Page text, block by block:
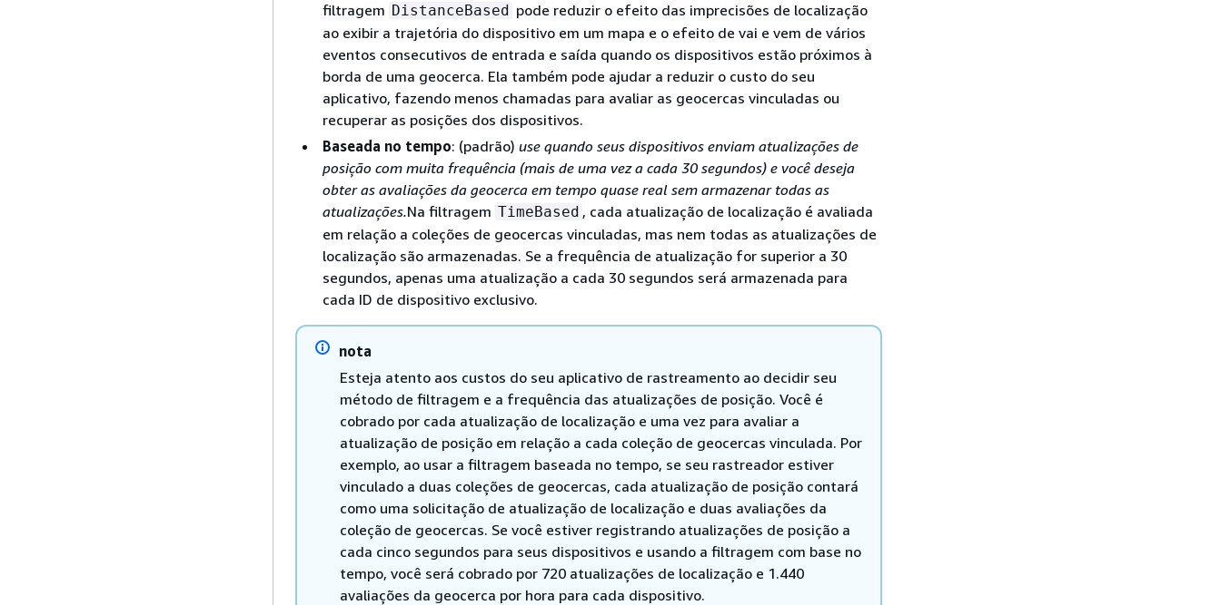
filtragem DistanceBased pode reduzir o efeito das imprecisões de localização
ao exibir a trajetória do dispositivo em um mapa e o efeito de vai e vem de vários
eventos consecutivos de entrada e saída quando os dispositivos estão próximos à
borda de uma geocerca. Ela também pode ajudar a reduzir o custo do seu
aplicativo, fazendo menos chamadas para avaliar as geocercas vinculadas ou
recuperar as posições dos dispositivos.
Baseada no tempo: (padrão) use quando seus dispositivos enviam atualizações de
posição com muita frequência (mais de uma vez a cada 30 segundos) e você deseja
obter as avaliações da geocerca em tempo quase real sem armazenar todas as
atualizações.Na filtragem TimeBased , cada atualização de localização é avaliada
em relação a coleções de geocercas vinculadas, mas nem todas as atualizações de
localização são armazenadas. Se a frequência de atualização for superior a 30
segundos, apenas uma atualização a cada 30 segundos será armazenada para
cada ID de dispositivo exclusivo.
nota
Esteja atento aos custos do seu aplicativo de rastreamento ao decidir seu
método de filtragem e a frequência das atualizações de posição. Você é
cobrado por cada atualização de localização e uma vez para avaliar a
atualização de posição em relação a cada coleção de geocercas vinculada. Por
exemplo, ao usar a filtragem baseada no tempo, se seu rastreador estiver
vinculado a duas coleções de geocercas, cada atualização de posição contará
como uma solicitação de atualização de localização e duas avaliações da
coleção de geocercas. Se você estiver registrando atualizações de posição a
cada cinco segundos para seus dispositivos e usando a filtragem com base no
tempo, você será cobrado por 720 atualizações de localização e 1.440
avaliações da geocerca por hora para cada dispositivo.